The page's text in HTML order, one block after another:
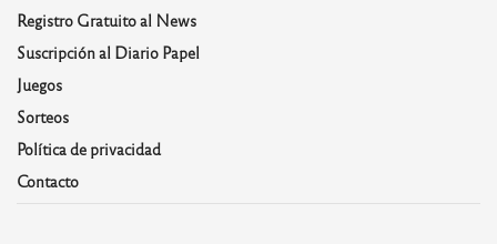
Registro Gratuito al News
Suscripción al Diario Papel
Juegos
Sorteos
Política de privacidad
Contacto